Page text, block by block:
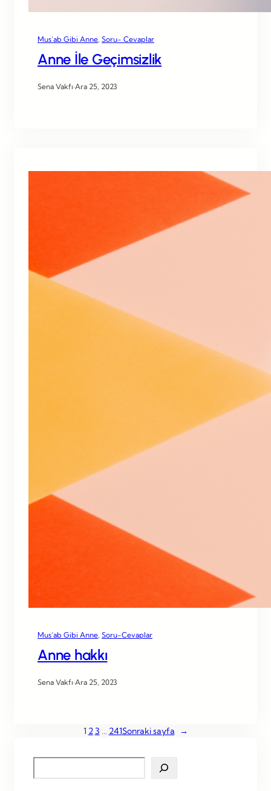
Mus’ab Gibi Anne Soru- Cevaplar
Anne İle Geçimsizlik
Sena Vakfı·Ara 25, 2023
Mus’ab Gibi Anne Soru-Cevaplar
Anne hakkı
Sena Vakfı·Ara 25, 2023
1 23 … 241Sonraki sayfa →
e